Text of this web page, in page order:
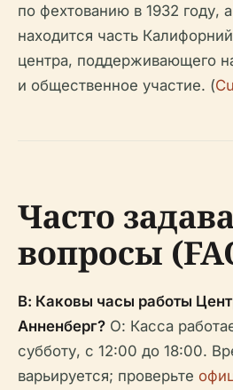
по фехтованию в 1932 году,
находится часть
центра, поддерживающего
и общественное участие. (
Часто
вопросы
В: Каковы часы работы
Анненберг? О: Касса
субботу, с 12:00 до 18:00.
варьируется; проверьте